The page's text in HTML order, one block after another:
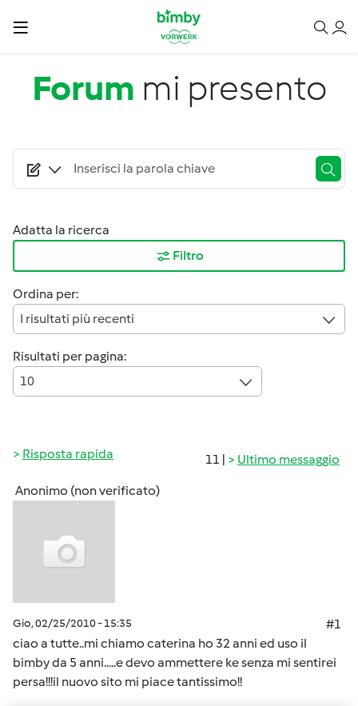
Salta al contenuto principale
Forum mi presento
Adatta la ricerca
Filtro
Ordina per:
I risultati più recenti
Risultati per pagina:
10
11 | Ultimo messaggio
Risposta rapida
Anonimo (non verificato)
Gio, 02/25/2010 - 15:35
#1
ciao a tutte..mi chiamo caterina ho 32 anni ed uso il
bimby da 5 anni.....e devo ammettere ke senza mi sentirei
persa!!!il nuovo sito mi piace tantissimo!!